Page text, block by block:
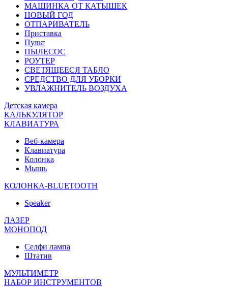
МАШИНКА ОТ КАТЫШЕК
НОВЫЙ ГОД
ОТПАРИВАТЕЛЬ
Приставка
Пульт
ПЫЛЕСОС
РОУТЕР
СВЕТЯЩЕЕСЯ ТАБЛО
СРЕДСТВО ДЛЯ УБОРКИ
УВЛАЖНИТЕЛЬ ВОЗДУХА
Детская камера
КАЛЬКУЛЯТОР
КЛАВИАТУРА
Веб-камера
Клавиатура
Колонка
Мышь
КОЛОНКА-BLUETOOTH
Speaker
ЛАЗЕР
МОНОПОД
Селфи лампа
Штатив
МУЛЬТИМЕТР
НАБОР ИНСТРУМЕНТОВ